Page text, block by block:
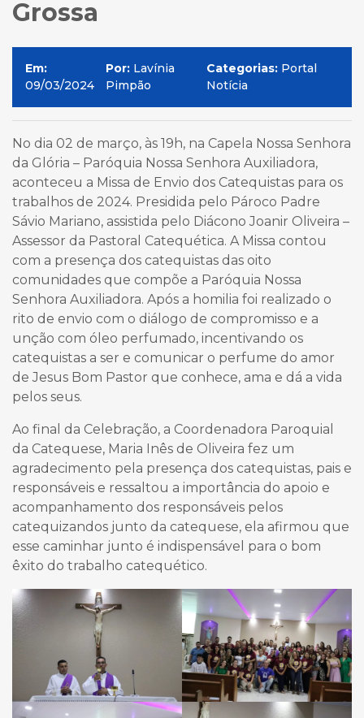
Grossa
Em:
09/03/2024
Por: Lavínia
Pimpão
Categorias: Portal
Notícia
No dia 02 de março, às 19h, na Capela Nossa Senhora
da Glória – Paróquia Nossa Senhora Auxiliadora,
aconteceu a Missa de Envio dos Catequistas para os
trabalhos de 2024. Presidida pelo Pároco Padre
Sávio Mariano, assistida pelo Diácono Joanir Oliveira –
Assessor da Pastoral Catequética. A Missa contou
com a presença dos catequistas das oito
comunidades que compõe a Paróquia Nossa
Senhora Auxiliadora. Após a homilia foi realizado o
rito de envio com o diálogo de compromisso e a
unção com óleo perfumado, incentivando os
catequistas a ser e comunicar o perfume do amor
de Jesus Bom Pastor que conhece, ama e dá a vida
pelos seus.
Ao final da Celebração, a Coordenadora Paroquial
da Catequese, Maria Inês de Oliveira fez um
agradecimento pela presença dos catequistas, pais e
responsáveis e ressaltou a importância do apoio e
acompanhamento dos responsáveis pelos
catequizandos junto da catequese, ela afirmou que
esse caminhar junto é indispensável para o bom
êxito do trabalho catequético.